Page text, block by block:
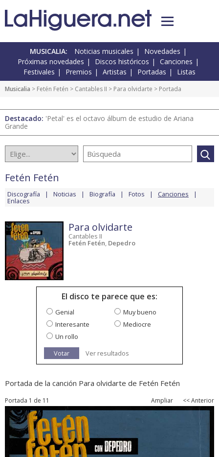
MUSICALIA: Noticias musicales
Novedades
Próximas novedades
Discos históricos
Canciones
Festivales
Premios Artistas Portadas Listas
Musicalia > Fetén Fetén > Cantables II > Para olvidarte > Portada
Destacado: 'Petal' es el octavo álbum de estudio de Ariana
Grande
Fetén Fetén
Discografía Noticias Biografía Fotos Canciones
Enlaces
Para olvidarte
Cantables II
Fetén Fetén, Depedro
El disco te parece que es:
Genial
Muy bueno
Interesante
Mediocre
Un rollo
Votar
Ver resultados
Portada de la canción Para olvidarte de Fetén Fetén
Portada 1 de 11 Ampliar << Anterior